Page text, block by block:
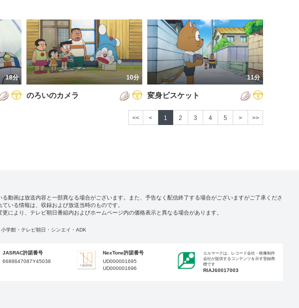
18分 10分
のろいのカメラ
11分
変身ビスケット
<< < 1 2 3 4 5 > >>
る動画は放送内容と一部異なる場合がございます。また、予告なく配信終了する場合がございますがご了承くださ
ている情報は、収録および放送当時のものです。
更により、テレビ朝日番組内およびホームページ内の価格表示と異なる場合があります。
学館・テレビ朝日・シンエイ・ADK
JASRAC許諾番号
6688647087Y45038
NexTone許諾番号
UD000001695
UD000001696
エルマークは、レコード会社・映像制作
会社が提供するコンテンツを示す登録商
標です
RIAJ60017003